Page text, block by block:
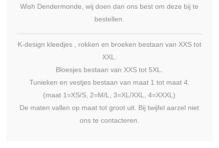
Wish Dendermonde, wij doen dan ons best om deze bij te
bestellen.
K-design kleedjes , rokken en broeken bestaan van XXS tot
XXL.
Bloesjes bestaan van XXS tot 5XL.
Tunieken en vestjes bestaan van maat 1 tot maat 4.
(maat 1=XS/S, 2=M/L, 3=XL/XXL, 4=XXXL)
De maten vallen op maat tot groot uit. Bij twijfel aarzel niet
ons te contacteren.